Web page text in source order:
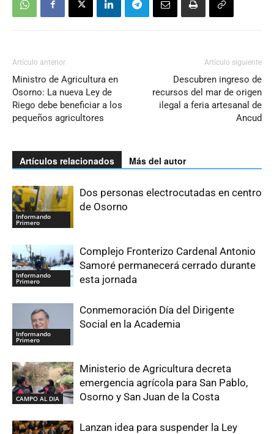
Artículo anterior
Ministro de Agricultura en
Osorno: La nueva Ley de
Riego debe beneficiar a los
pequeños agricultores
Artículo siguiente
Descubren ingreso de
recursos del mar de origen
ilegal a feria artesanal de
Ancud
Artículos relacionados Más del autor
Informando
Primero
Dos personas electrocutadas en centro
de Osorno
Informando
Primero
Complejo Fronterizo Cardenal Antonio
Samoré permanecerá cerrado durante
esta jornada
Informando
Primero
Conmemoración Día del Dirigente
Social en la Academia
CAMPO AL DIA
Ministerio de Agricultura decreta
emergencia agrícola para San Pablo,
Osorno y San Juan de la Costa
Lanzan idea para suspender la Ley